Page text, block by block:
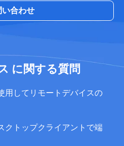
い合わせ
に関する質問
してリモートデバイスの
トップクライアントで端